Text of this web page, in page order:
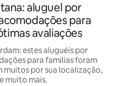
aluguel por
para
avaliações
estes aluguéis por
para famílias foram
muitos por sua localização,
muito mais.